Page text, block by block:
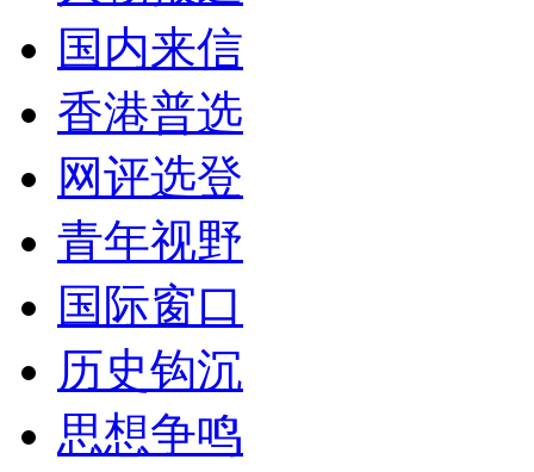
国内来信
香港普选
网评选登
青年视野
国际窗口
历史钩沉
思想争鸣